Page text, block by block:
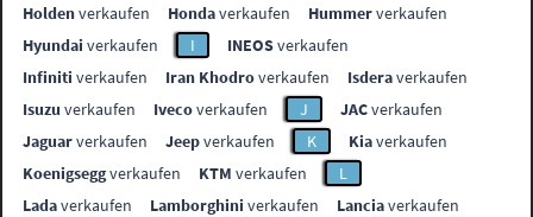
Holdenverkaufen Hondaverkaufen Hummerverkaufen
Hyundai verkaufen I INEOSverkaufen
Infiniti verkaufen Iran Khodroverkaufen Isderaverkaufen
Isuzu verkaufen Ivecoverkaufen J JACverkaufen
Jaguarverkaufen Jeepverkaufen K Kiaverkaufen
Koenigseggverkaufen KTM verkaufen
L
Ladaverkaufen Lamborghini verkaufen Lanciaverkaufen